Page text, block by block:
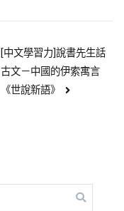
[中文學習力]說書先生話
古文－中國的伊索寓言
《世說新語》